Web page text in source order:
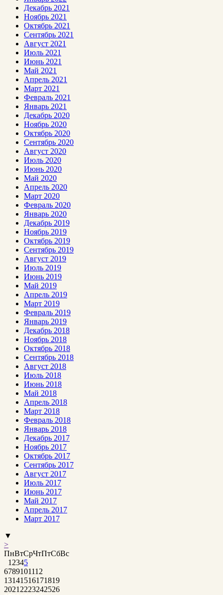
Декабрь 2021
Ноябрь 2021
Октябрь 2021
Сентябрь 2021
Август 2021
Июль 2021
Июнь 2021
Май 2021
Апрель 2021
Март 2021
Февраль 2021
Январь 2021
Декабрь 2020
Ноябрь 2020
Октябрь 2020
Сентябрь 2020
Август 2020
Июль 2020
Июнь 2020
Май 2020
Апрель 2020
Март 2020
Февраль 2020
Январь 2020
Декабрь 2019
Ноябрь 2019
Октябрь 2019
Сентябрь 2019
Август 2019
Июль 2019
Июнь 2019
Май 2019
Апрель 2019
Март 2019
Февраль 2019
Январь 2019
Декабрь 2018
Ноябрь 2018
Октябрь 2018
Сентябрь 2018
Август 2018
Июль 2018
Июнь 2018
Май 2018
Апрель 2018
Март 2018
Февраль 2018
Январь 2018
Декабрь 2017
Ноябрь 2017
Октябрь 2017
Сентябрь 2017
Август 2017
Июль 2017
Июнь 2017
Май 2017
Апрель 2017
Март 2017
▼
>
ПнВтСрЧтПтСбВс
1 2345
6789101112
13141516171819
2021 2223242526